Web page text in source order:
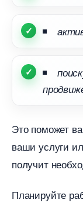
Это поможет
аши услуги
получит
Планируйте